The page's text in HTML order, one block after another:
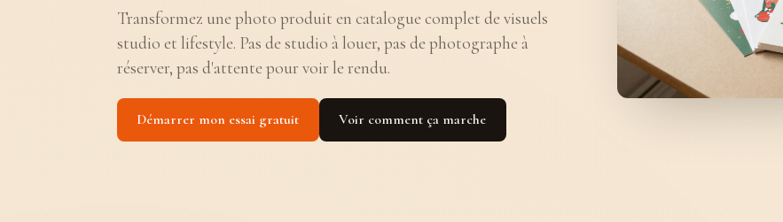
Transformez une photo produit en catalogue complet de visuels
studio et lifestyle. Pas de studio à louer, pas de photographe à
réserver, pas d'attente pour voir le rendu.
Démarrer mon essai gratuit Voir comment ça marche